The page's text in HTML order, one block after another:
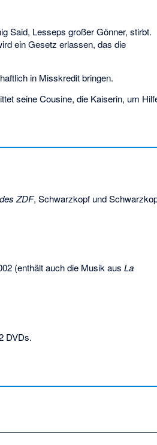
Said, Lesseps großer Gönner, stirbt.
ein Gesetz erlassen, das die
in Misskredit bringen.
seine Cousine, die Kaiserin, um
ZDF, Schwarzkopf und
(enthält auch die Musik aus La
DVDs.